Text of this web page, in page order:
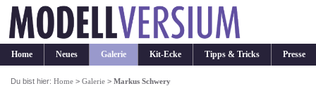
Home Neues Galerie Kit-Ecke Tipps & Tricks Presse
Du bist hier:Home >Galerie >Markus Schwery